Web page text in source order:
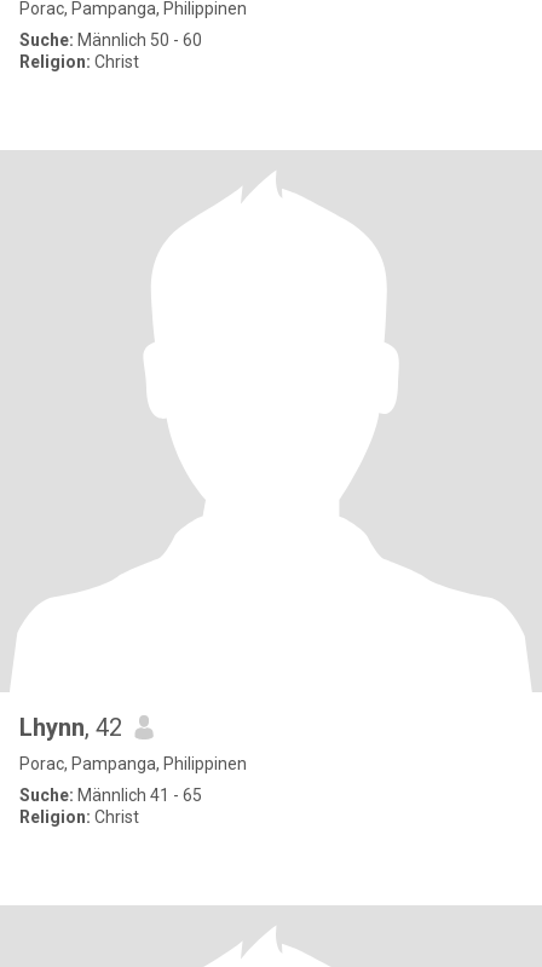
Porac, Pampanga, Philippinen
Suche: Männlich 50 - 60
Religion: Christ
Lhynn, 42
Porac, Pampanga, Philippinen
Suche: Männlich 41 - 65
Religion: Christ